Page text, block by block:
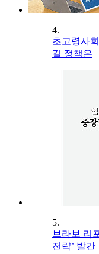
4.
초고령사
길 정책은
5.
브라보 리
전략’ 발간